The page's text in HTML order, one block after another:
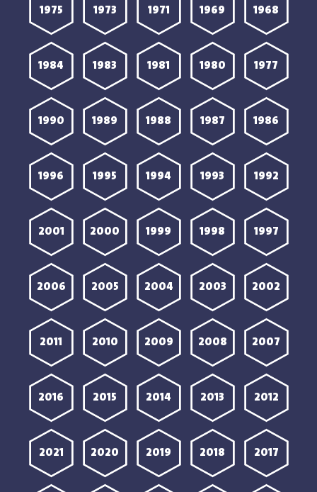
1968
1969
1971
1973
1975
1977
1980
1981
1983
1984
1986
1987
1988
1989
1990
1992
1993
1994
1995
1996
1997
1998
1999
2000
2001
2002
2003
2004
2005
2006
2007
2008
2009
2010
2011
2012
2013
2014
2015
2016
2017
2018
2019
2020
2021